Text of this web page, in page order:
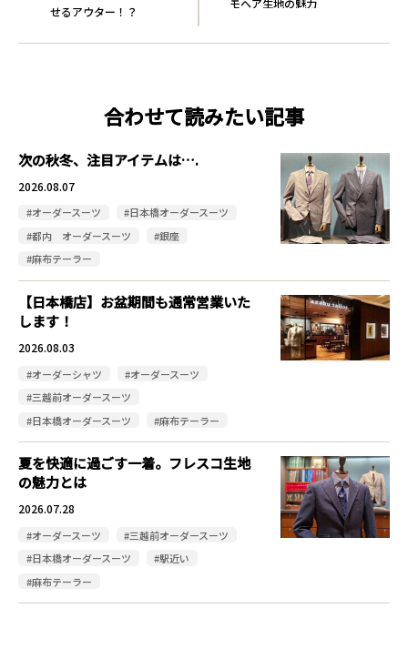
せるアウター！？
合わせて読みたい記事
次の秋冬、注目アイテムは….
2026.08.07
#オーダースーツ
#日本橋オーダースーツ
#都内 オーダースーツ
#銀座
#麻布テーラー
【日本橋店】お盆期間も通常営業いた
します！
2026.08.03
#オーダーシャツ
#オーダースーツ
#三越前オーダースーツ
#日本橋オーダースーツ
#麻布テーラー
夏を快適に過ごす一着。フレスコ生地
の魅力とは
2026.07.28
#オーダースーツ
#三越前オーダースーツ
#日本橋オーダースーツ
#駅近い
#麻布テーラー